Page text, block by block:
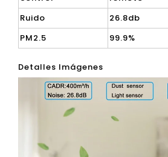
Ruido
26.8db
PM2.5
99.9%
Detalles Imágenes